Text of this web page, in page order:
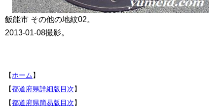
飯能市 その他の地紋02。
2013-01-08撮影。
【ホーム】
【都道府県詳細版目次】
【都道府県簡易版目次】